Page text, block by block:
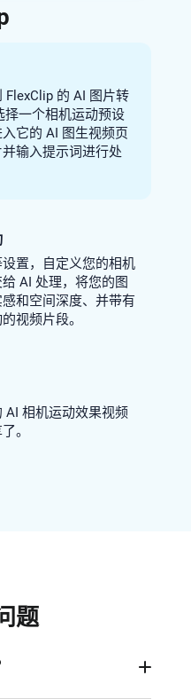
FlexClip 的 AI 图片转
择一个相机运动预设
它的 AI 图生视频页
输入提示词进行处
置，自定义您的相机
AI 处理，将您的图
和空间深度、并带有
视频片段。
AI 相机运动效果视频
。
题